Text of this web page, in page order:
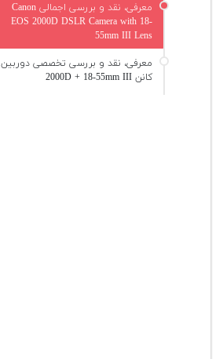
معرفی، نقد و بررسی اجمالی Canon
EOS 2000D DSLR Camera with 18-
55mm III Lens
معرفی، نقد و بررسی تخصصی دوربین
کانن 2000D + 18-55mm III